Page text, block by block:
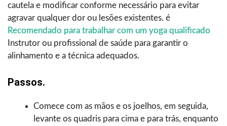
cautela e modificar conforme necessário para evitar
agravar qualquer dor ou lesões existentes. é
Recomendado para trabalhar com um yoga qualificado
Instrutor ou profissional de saúde para garantir o
alinhamento e a técnica adequados.
Passos.
Comece com as mãos e os joelhos, em seguida,
levante os quadris para cima e para trás, enquanto